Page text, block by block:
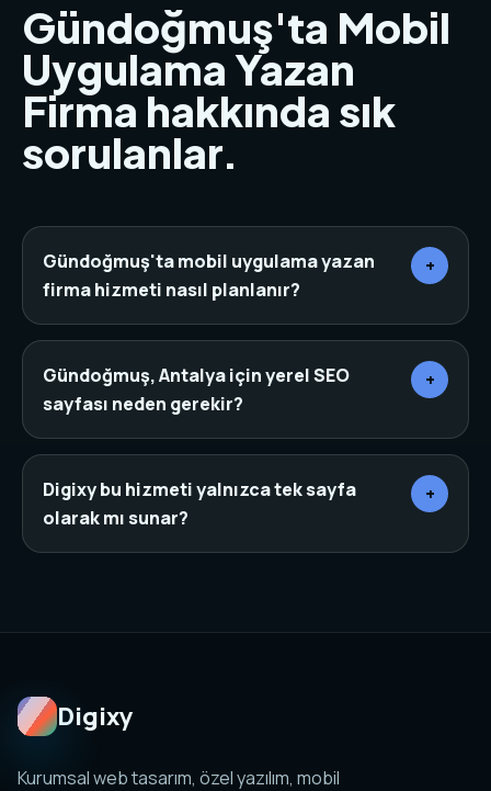
Gündoğmuş'ta Mobil
Uygulama Yazan
Firma hakkında sık
sorulanlar.
Gündoğmuş'ta mobil uygulama yazan
firma hizmeti nasıl planlanır?
+
Önce sektör, rakipler, hedef müşteri ve mevcut
dijital varlıklar incelenir. Ardından sayfa mimarisi,
içerik, tasarım, teknik altyapı ve dönüşüm noktaları
Gündoğmuş, Antalya için yerel SEO
sayfası neden gerekir?
+
Yerel SEO sayfaları, arama yapan kişinin bulunduğu
şehir veya ilçeye göre daha net bir niyet yakalar. Bu
yapı doğru başlık, canonical, schema ve iç linklerle
Digixy bu hizmeti yalnızca tek sayfa
olarak mı sunar?
+
Digixy
Kurumsal web tasarım, özel yazılım, mobil